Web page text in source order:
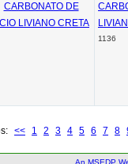
1136
<< 1 2 3 4 5 6 7 8
An MSEDP